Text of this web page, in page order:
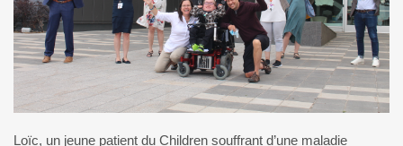
Loïc, un jeune patient du Children souffrant d’une maladie